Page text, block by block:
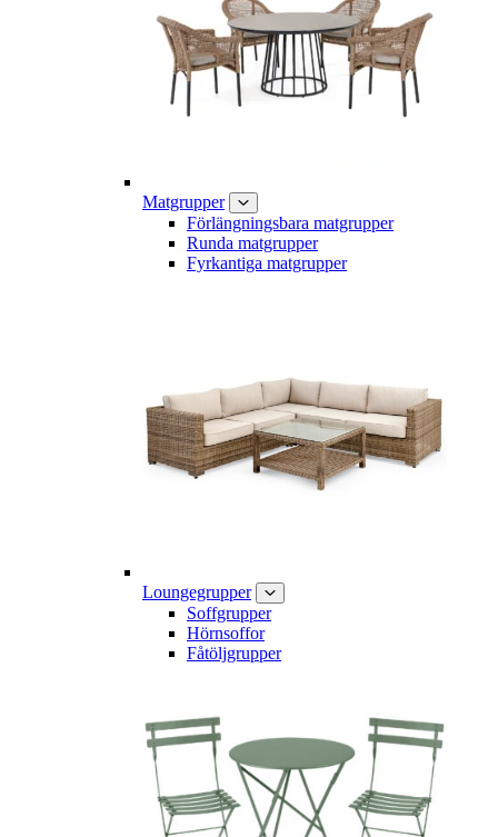
Matgrupper
Förlängningsbara matgrupper
Runda matgrupper
Fyrkantiga matgrupper
Loungegrupper
Soffgrupper
Hörnsoffor
Fåtöljgrupper